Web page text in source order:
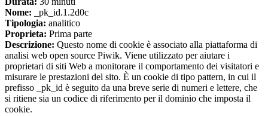
Nome: _pk_id.1.2d0c
Tipologia: analitico
Proprieta: Prima parte
Descrizione: Questo nome di cookie è associato alla piattaforma di
analisi web open source Piwik. Viene utilizzato per aiutare i
proprietari di siti Web a monitorare il comportamento dei visitatori e
misurare le prestazioni del sito. È un cookie di tipo pattern, in cui il
prefisso _pk_id è seguito da una breve serie di numeri e lettere, che
si ritiene sia un codice di riferimento per il dominio che imposta il
cookie.